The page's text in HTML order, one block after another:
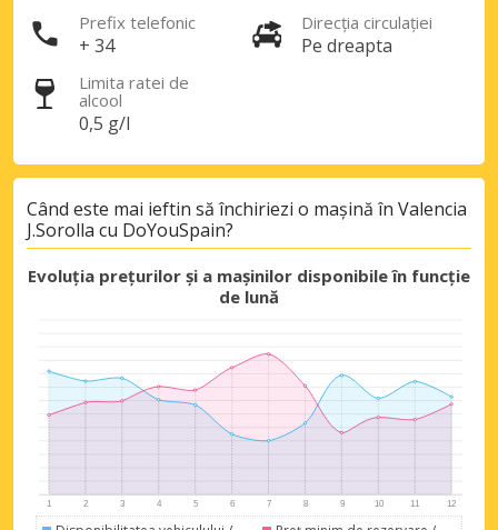
Prefix telefonic
+ 34
Direcția circulației
Pe dreapta
Limita ratei de
alcool
0,5 g/l
Când este mai ieftin să închiriezi o mașină în Valencia
J.Sorolla cu DoYouSpain?
Evoluția prețurilor și a mașinilor disponibile în funcție
de lună